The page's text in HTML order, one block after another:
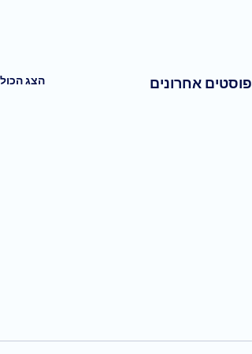
פוסטים אחרונים הצג הכול